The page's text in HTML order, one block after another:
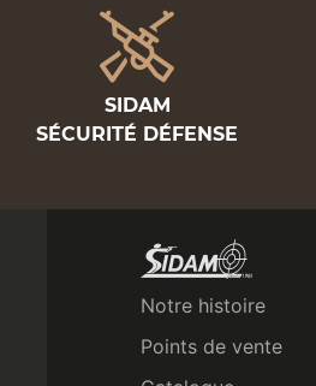
SIDAM
SÉCURITÉ DÉFENSE
Notre histoire
Points de vente